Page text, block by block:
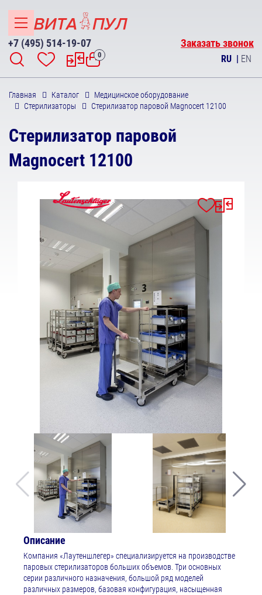
+7 (495) 514-19-07 Заказать звонок
0 RU | EN
Главная Каталог
Медицинское оборудование
Стерилизаторы
Стерилизатор паровой Magnocert 12100
Стерилизатор паровой
Magnocert 12100
Описание
Компания «Лаутеншлегер» специализируется на производстве
паровых стерилизаторов больших объемов. Три основных
серии различного назначения, большой ряд моделей
различных размеров, базовая конфигурация, насыщенная